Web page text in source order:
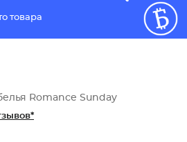
товара
Romanсe Sunday